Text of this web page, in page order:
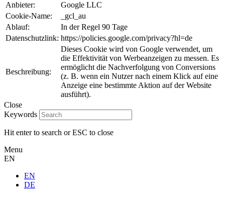
Anbieter:
Google LLC
Cookie-Name:
_gcl_au
Ablauf:
In der Regel 90 Tage
Datenschutzlink: https://policies.google.com/privacy?hl=de
Beschreibung:
Dieses Cookie wird von Google verwendet, um
die Effektivität von Werbeanzeigen zu messen. Es
ermöglicht die Nachverfolgung von Conversions
(z. B. wenn ein Nutzer nach einem Klick auf eine
Anzeige eine bestimmte Aktion auf der Website
ausführt).
Close
Keywords
Hit enter to search or ESC to close
Menu
EN
EN
DE